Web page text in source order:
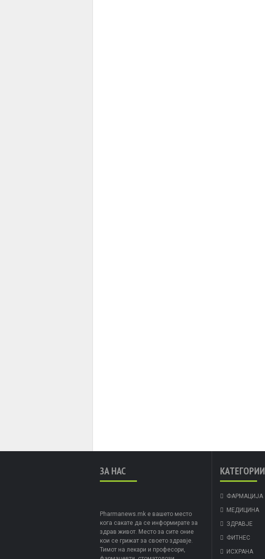
ЗА НАС
Pharmanews.mk е вашето место
кога сакате да се информирате за
здрав живот. Место за сите оние
кои се грижат за своето здравје.
Тимот на лекари и професори,
КАТЕГОРИИ
ФАРМАЦИЈА
МЕДИЦИНА
ЗДРАВЈЕ
ФИТНЕС
ИСХРАНА